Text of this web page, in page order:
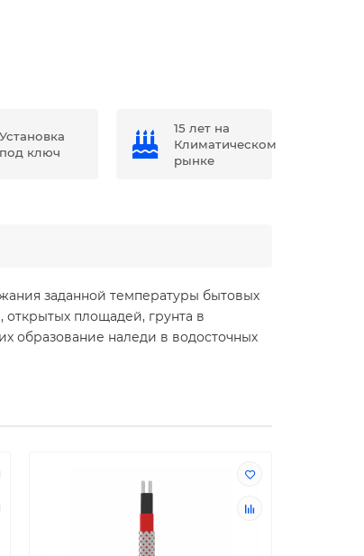
Установка
под ключ
15 лет на
Климатическом
рынке
заданной температуры бытовых
площадей, грунта в
образование наледи в водосточных